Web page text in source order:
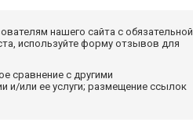
нашего сайта с обязательной
используйте форму отзывов для
сравнение с другими
и/или ее услуги; размещение ссылок